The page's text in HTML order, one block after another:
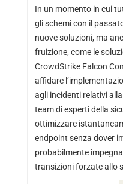
In un momento in cui
gli schemi con il
nuove soluzioni, ma
fruizione, come le
CrowdStrike Falcon
affidare
agli incidenti relativi
team di esperti della
ottimizzare
endpoint senza dover
probabilmente
transizioni forzate allo